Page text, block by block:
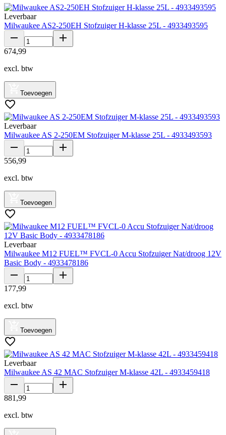
Leverbaar
Milwaukee AS2-250EH Stofzuiger H-klasse 25L - 4933493595
674,99
excl. btw
Toevoegen
Leverbaar
Milwaukee AS 2-250EM Stofzuiger M-klasse 25L - 4933493593
556,99
excl. btw
Toevoegen
Leverbaar
Milwaukee M12 FUEL™ FVCL-0 Accu Stofzuiger Nat/droog 12V
Basic Body - 4933478186
177,99
excl. btw
Toevoegen
Leverbaar
Milwaukee AS 42 MAC Stofzuiger M-klasse 42L - 4933459418
881 ,99
excl. btw